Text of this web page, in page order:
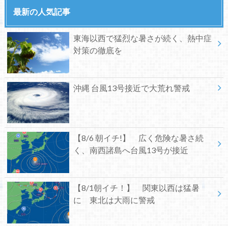
最新の人気記事
東海以西で猛烈な暑さが続く、熱中症
対策の徹底を
沖縄 台風13号接近で大荒れ警戒
【8/6 朝イチ!】 広く危険な暑さ続
く、南西諸島へ台風13号が接近
【8/1朝イチ！】 関東以西は猛暑
に 東北は大雨に警戒